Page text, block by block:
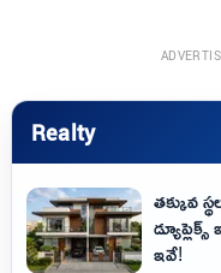
Realty
తక్కువ
ఇవే!